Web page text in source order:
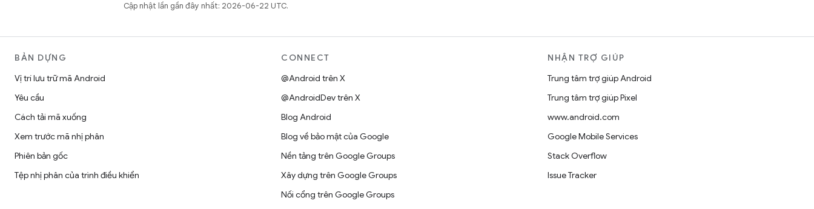
Cập nhật lần gần đây nhất: 2026-06-22 UTC.
BẢN DỰNG
Vị trí lưu trữ mã Android
Yêu cầu
Cách tải mã xuống
Xem trước mã nhị phân
Phiên bản gốc
Tệp nhị phân của trình điều khiển
CONNECT
@Android trên X
@AndroidDev trên X
Blog Android
Blog về bảo mật của Google
Nền tảng trên Google Groups
Xây dựng trên Google Groups
Nối cổng trên Google Groups
NHẬN TRỢ GIÚP
Trung tâm trợ giúp Android
Trung tâm trợ giúp Pixel
www.android.com
Google Mobile Services
Stack Overflow
Issue Tracker